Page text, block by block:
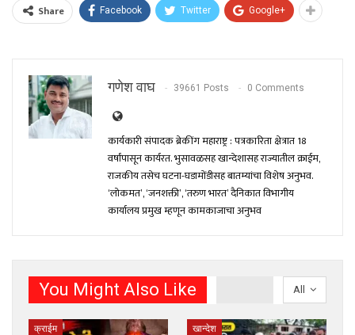
Share Facebook Twitter Google+
गणेश वाघ 39661 Posts 0 Comments
कार्यकारी संपादक ब्रेकींग महाराष्ट्र : पत्रकारिता क्षेत्रात 18
वर्षांपासून कार्यरत. भुसावळसह खान्देशासह राज्यातील क्राईम,
राजकीय तसेच घटना-घडामोंडीसह बातम्यांचा विशेष अनुभव.
‘लोकमत’, ‘जनशक्ती’, ‘तरुण भारत’ दैनिकात विभागीय
कार्यालय प्रमुख म्हणून कामकाजाचा अनुभव
All
You Might Also Like
क्राईम खान्देश